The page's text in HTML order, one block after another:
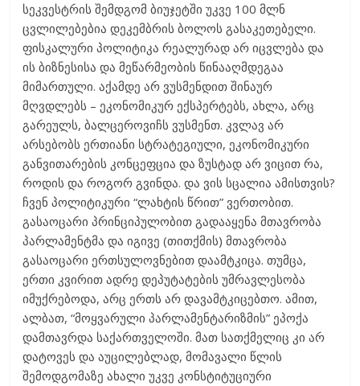
სეკვესტრის შემდგომ ბიუჯეტში უკვე 100 მლნ
ცვლილებებია დეკემბრის ბოლოს გასაკეთებელი.
ფისკალური პოლიტიკა რეალურად არ იცვლება და
ის ბიზნესისა და მეწარმეობის წინააღმდეგაა
მიმართული. აქამდე არ ვუსმენდით შინაურ
მღვდლებს – ეკონომიკურ ექსპერტებს, ახლა, არც
გარეულს, ბალცეროვიჩს ვუსმენთ. კვლავ არ
არსებობს ერთიანი სტრატეგიული, ეკონომიკური
განვითარების კონცეფცია და ზუსტად არ ვიცით რა,
როდის და როგორ გვინდა. და ვის სცალია ამისთვის?
ჩვენ პოლიტიკური “ლახტის წრით” ვერთობით.
გასაოცარი პრინციპულობით გადააყენა მთავრობა
პარლამენტმა და იგივე (თითქმის) მთავრობა
გასაოცარი ერთსულოვნებით დაამტკიცა. თუმცა,
ერთი კვირით ადრე დეპუტატების უმრავლესობა
იმუქრებოდა, არც ერთს არ დავამტკიცებთო. ამით,
ალბათ, “მოყვარული პარლამენტარიზმის” ეპოქა
დამთავრდა საქართველოში. მათ სათქმელიც კი არ
დატოვეს და აუცილებლად, მომავალი წლის
შემოდგომაზე ახალი უკვე კონსტიტუციური